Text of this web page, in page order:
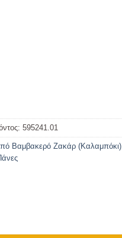
595241.01
Βαμβακερό Ζακάρ (Καλαμπόκι)